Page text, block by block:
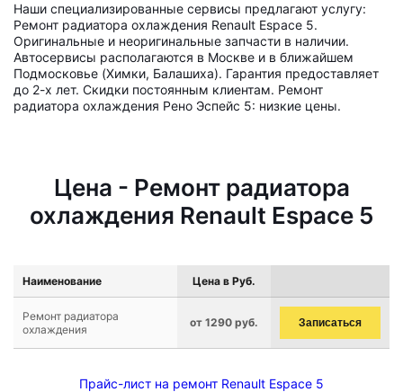
Наши специализированные сервисы предлагают услугу:
Ремонт радиатора охлаждения Renault Espace 5.
Оригинальные и неоригинальные запчасти в наличии.
Автосервисы располагаются в Москве и в ближайшем
Подмосковье (Химки, Балашиха). Гарантия предоставляет
до 2-х лет. Скидки постоянным клиентам. Ремонт
радиатора охлаждения Рено Эспейс 5: низкие цены.
Цена - Ремонт радиатора
охлаждения Renault Espace 5
Наименование Цена в Руб.
Ремонт радиатора
охлаждения
от 1290 руб. Записаться
Прайс-лист на ремонт Renault Espace 5